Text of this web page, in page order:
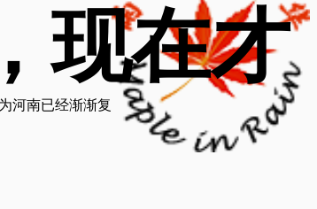
现在才
河南已经渐渐复